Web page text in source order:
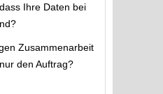
Ihre Daten bei
Zusammenarbeit
den Auftrag?